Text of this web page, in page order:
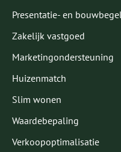
Presentatie- en
Zakelijk vastgoed
Marketingondersteuning
Huizenmatch
Slim wonen
Waardebepaling
Verkoopoptimalisatie